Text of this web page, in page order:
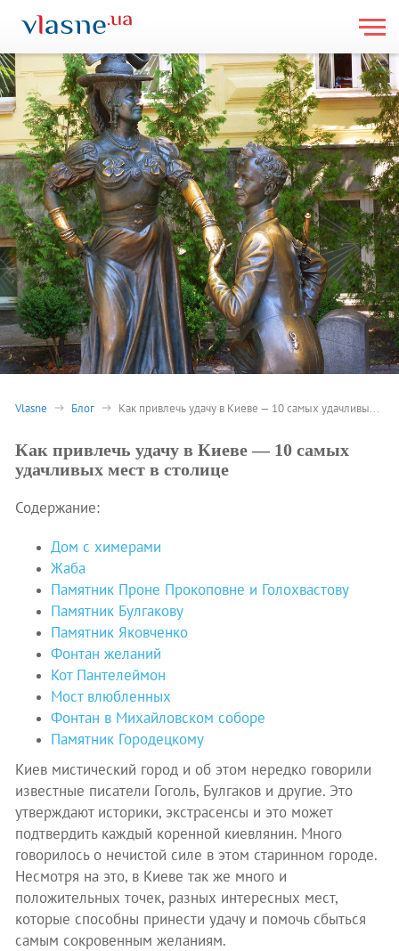
Vlasne Блог Как привлечь удачу в Киеве — 10 самых удачливых мест в столице
Как привлечь удачу в Киеве — 10 самых
удачливых мест в столице
Содержание:
Дом с химерами
Жаба
Памятник Проне Прокоповне и Голохвастову
Памятник Булгакову
Памятник Яковченко
Фонтан желаний
Кот Пантелеймон
Мост влюбленных
Фонтан в Михайловском соборе
Памятник Городецкому
Киев мистический город и об этом нередко говорили
известные писатели Гоголь, Булгаков и другие. Это
утверждают историки, экстрасенсы и это может
подтвердить каждый коренной киевлянин. Много
говорилось о нечистой силе в этом старинном городе.
Несмотря на это, в Киеве так же много и
положительных точек, разных интересных мест,
которые способны принести удачу и помочь сбыться
самым сокровенным желаниям.